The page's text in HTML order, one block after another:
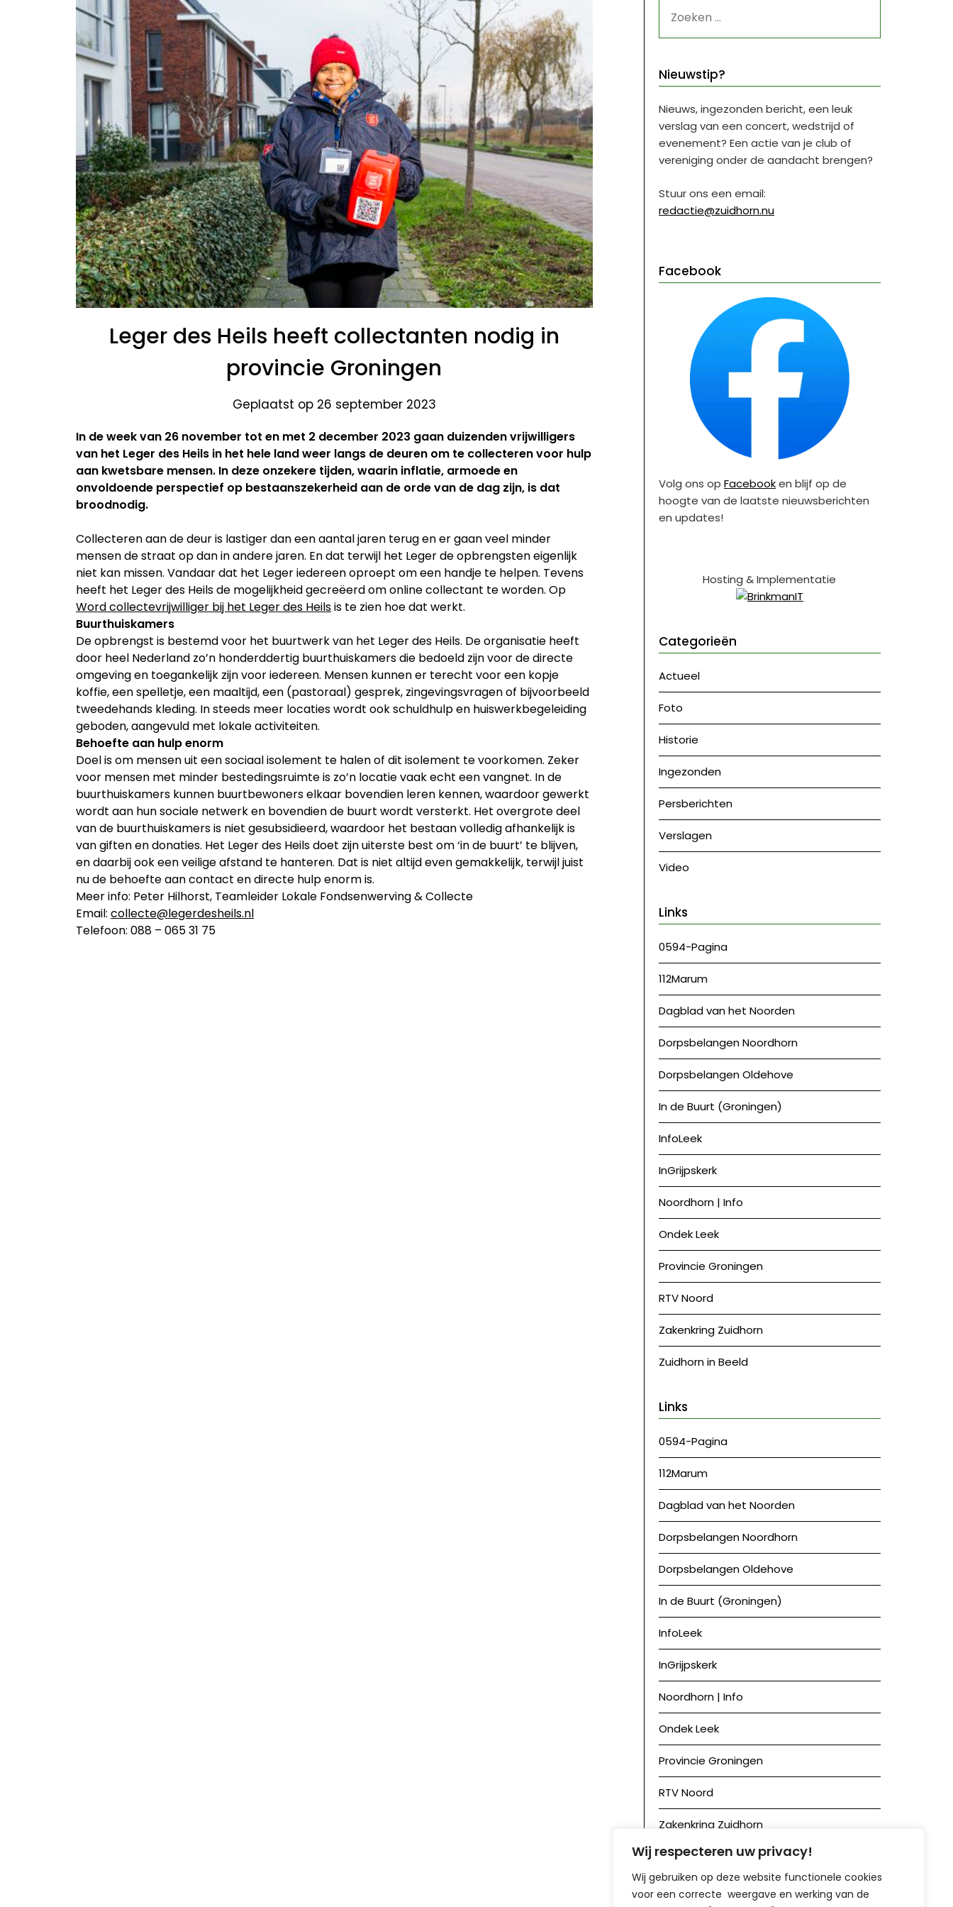
Wij respecteren uw privacy!
Wij gebruiken op deze website functionele cookies
voor een correcte weergave en werking van de
Leger des Heils heeft collectanten nodig in
provincie Groningen
Geplaatst op 26 september 2023
In de week van 26 november tot en met 2 december 2023 gaan duizenden vrijwilligers
van het Leger des Heils in het hele land weer langs de deuren om te collecteren voor hulp
aan kwetsbare mensen. In deze onzekere tijden, waarin inflatie, armoede en
onvoldoende perspectief op bestaanszekerheid aan de orde van de dag zijn, is dat
broodnodig.
Collecteren aan de deur is lastiger dan een aantal jaren terug en er gaan veel minder
mensen de straat op dan in andere jaren. En dat terwijl het Leger de opbrengsten eigenlijk
niet kan missen. Vandaar dat het Leger iedereen oproept om een handje te helpen. Tevens
heeft het Leger des Heils de mogelijkheid gecreëerd om online collectant te worden. Op
Word collectevrijwilliger bij het Leger des Heilsis te zien hoe dat werkt.
Buurthuiskamers
De opbrengst is bestemd voor het buurtwerk van het Leger des Heils. De organisatie heeft
door heel Nederland zo’n honderddertig buurthuiskamers die bedoeld zijn voor de directe
omgeving en toegankelijk zijn voor iedereen. Mensen kunnen er terecht voor een kopje
koffie, een spelletje, een maaltijd, een (pastoraal) gesprek, zingevingsvragen of bijvoorbeeld
tweedehands kleding. In steeds meer locaties wordt ook schuldhulp en huiswerkbegeleiding
geboden, aangevuld met lokale activiteiten.
Behoefte aan hulp enorm
Doel is om mensen uit een sociaal isolement te halen of dit isolement te voorkomen. Zeker
voor mensen met minder bestedingsruimte is zo’n locatie vaak echt een vangnet. In de
buurthuiskamers kunnen buurtbewoners elkaar bovendien leren kennen, waardoor gewerkt
wordt aan hun sociale netwerk en bovendien de buurt wordt versterkt. Het overgrote deel
van de buurthuiskamers is niet gesubsidieerd, waardoor het bestaan volledig afhankelijk is
van giften en donaties. Het Leger des Heils doet zijn uiterste best om ‘in de buurt’ te blijven,
en daarbij ook een veilige afstand te hanteren. Dat is niet altijd even gemakkelijk, terwijl juist
nu de behoefte aan contact en directe hulp enorm is.
Meer info: Peter Hilhorst, Teamleider Lokale Fondsenwerving & Collecte
Email: collecte@legerdesheils.nl
Telefoon: 088 – 065 31 75
NAAR:
Nieuwstip?
Nieuws, ingezonden bericht, een leuk
verslag van een concert, wedstrijd of
evenement? Een actie van je club of
vereniging onder de aandacht brengen?
Stuur ons een email:
redactie@zuidhorn.nu
Facebook
Volg ons op Facebooken blijf op de
hoogte van de laatste nieuwsberichten
en updates!
Hosting & Implementatie
Categorieën
Actueel
Foto
Historie
Ingezonden
Persberichten
Verslagen
Video
Links
0594-Pagina
112Marum
Dagblad van het Noorden
Dorpsbelangen Noordhorn
Dorpsbelangen Oldehove
In de Buurt (Groningen)
InfoLeek
InGrijpskerk
Noordhorn | Info
Ondek Leek
Provincie Groningen
RTV Noord
Zakenkring Zuidhorn
Zuidhorn in Beeld
Links
0594-Pagina
112Marum
Dagblad van het Noorden
Dorpsbelangen Noordhorn
Dorpsbelangen Oldehove
In de Buurt (Groningen)
InfoLeek
InGrijpskerk
Noordhorn | Info
Ondek Leek
Provincie Groningen
RTV Noord
Zakenkring Zuidhorn
Zuidhorn in Beeld
Achief